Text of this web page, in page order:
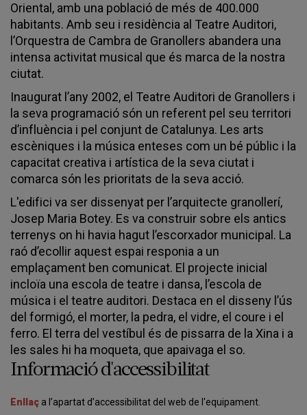
Oriental, amb una població de més de 400.000
habitants. Amb seu i residència al Teatre Auditori,
l’Orquestra de Cambra de Granollers abandera una
intensa activitat musical que és marca de la nostra
ciutat.
Inaugurat l’any 2002, el Teatre Auditori de Granollers i
la seva programació són un referent pel seu territori
d’influència i pel conjunt de Catalunya. Les arts
escèniques i la música enteses com un bé públic i la
capacitat creativa i artística de la seva ciutat i
comarca són les prioritats de la seva acció.
L'edifici va ser dissenyat per l’arquitecte granollerí,
Josep Maria Botey. Es va construir sobre els antics
terrenys on hi havia hagut l’escorxador municipal. La
raó d’ecollir aquest espai responia a un
emplaçament ben comunicat. El projecte inicial
incloïa una escola de teatre i dansa, l’escola de
música i el teatre auditori. Destaca en el disseny l’ús
del formigó, el morter, la pedra, el vidre, el coure i el
ferro. El terra del vestíbul és de pissarra de la Xina i a
les sales hi ha moqueta, que apaivaga el so.
Informació d'accessibilitat
Enllaç a l’apartat d’accessibilitat del web de l'equipament.